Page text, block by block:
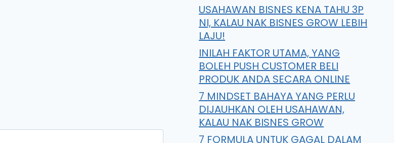
USAHAWAN BISNES KENA TAHU 3P
NI, KALAU NAK BISNES GROW LEBIH
LAJU!
INILAH FAKTOR UTAMA, YANG
BOLEH PUSH CUSTOMER BELI
PRODUK ANDA SECARA ONLINE
7 MINDSET BAHAYA YANG PERLU
DIJAUHKAN OLEH USAHAWAN,
KALAU NAK BISNES GROW
7 FORMULA UNTUK GAGAL DALAM